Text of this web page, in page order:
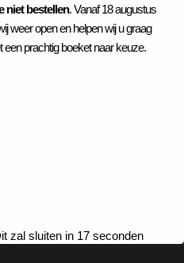
quis.
niet bestellen. Vanaf 18 augustus
weer open en helpen wij u graag
een prachtig boeket naar keuze.
zal sluiten in 17 seconden